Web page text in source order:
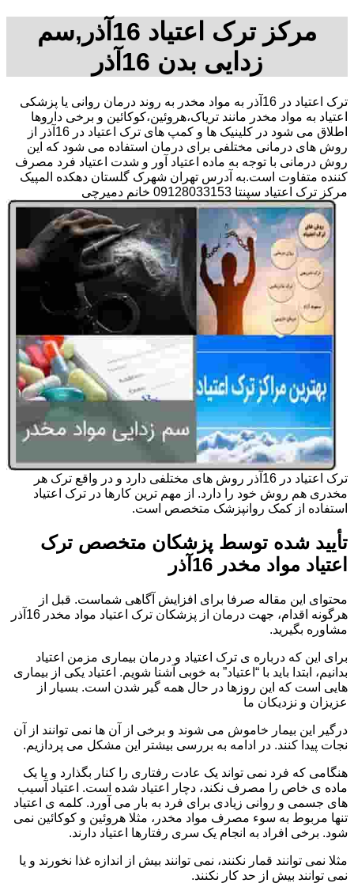
مرکز ترک اعتیاد 16آذر,سم
زدایی بدن 16آذر
ترک اعتیاد در 16آذر به مواد مخدر به روند درمان روانی یا پزشکی
اعتیاد به مواد مخدر مانند تریاک،هروئین،کوکائین و برخی داروها
اطلاق می شود در کلینیک ها و کمپ های ترک اعتیاد در 16آذر از
روش های درمانی مختلفی برای درمان استفاده می شود که این
روش درمانی با توجه به ماده اعتیاد آور و شدت اعتیاد فرد مصرف
کننده متفاوت است.به آدرس تهران شهرک گلستان دهکده المپیک
مرکز ترک اعتیاد سپنتا 09128033153 خانم دمیرچی
ترک اعتیاد در 16آذر روش های مختلفی دارد و در واقع ترک هر
مخدری هم روش خود را دارد. از مهم ترین کارها در ترک اعتیاد
استفاده از کمک روانپزشک متخصص است.
تأیید شده توسط پزشکان متخصص ترک
اعتیاد مواد مخدر 16آذر
محتوای این مقاله صرفا برای افزایش آگاهی شماست. قبل از
هرگونه اقدام، جهت درمان از پزشکان ترک اعتیاد مواد مخدر 16آذر
مشاوره بگیرید.
برای این که درباره ی ترک اعتیاد و درمان بیماری مزمن اعتیاد
بدانیم، ابتدا باید با “اعتیاد” به خوبی آشنا شویم. اعتیاد یکی از بیماری
هایی است که این روزها در حال همه گیر شدن است. بسیار از
عزیزان و نزدیکان ما
درگیر این بیمار خاموش می شوند و برخی از آن ها نمی توانند از آن
نجات پیدا کنند. در ادامه به بررسی بیشتر این مشکل می پردازیم.
هنگامی که فرد نمی تواند یک عادت رفتاری را کنار بگذارد و یا یک
ماده ی خاص را مصرف نکند، دچار اعتیاد شده است. اعتیاد آسیب
های جسمی و روانی زیادی برای فرد به بار می آورد. کلمه ی اعتیاد
تنها مربوط به سوء مصرف مواد مخدر، مثلا هروئین و کوکائین نمی
شود. برخی افراد به انجام یک سری رفتارها اعتیاد دارند.
مثلا نمی توانند قمار نکنند، نمی توانند بیش از اندازه غذا نخورند و یا
نمی توانند بیش از حد کار نکنند.